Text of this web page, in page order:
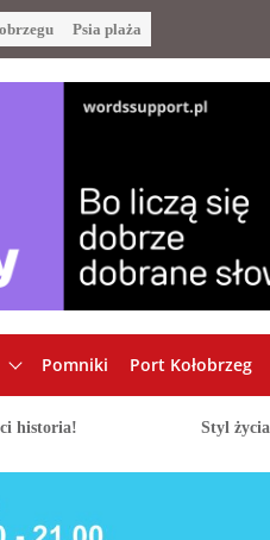
Psia plaża
Pomniki Port Kołobrzeg
historia! Styl życia